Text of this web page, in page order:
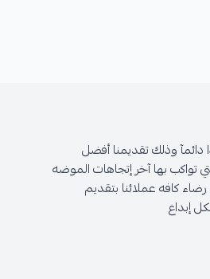
وذلك تقديمنا أفضل
تواكب بها آخر إتجاهات الموضه
كافه عملائنا بتقديم
إبداع